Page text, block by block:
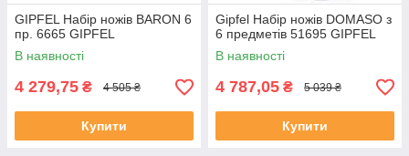
GIPFEL Набір ножів BARON 6
пр. 6665 GIPFEL
В наявності
4 279,75 ₴ 4 505 ₴
Купити
Gipfel Набір ножів DOMASO з
6 предметів 51695 GIPFEL
В наявності
4 787,05 ₴ 5 039 ₴
Купити